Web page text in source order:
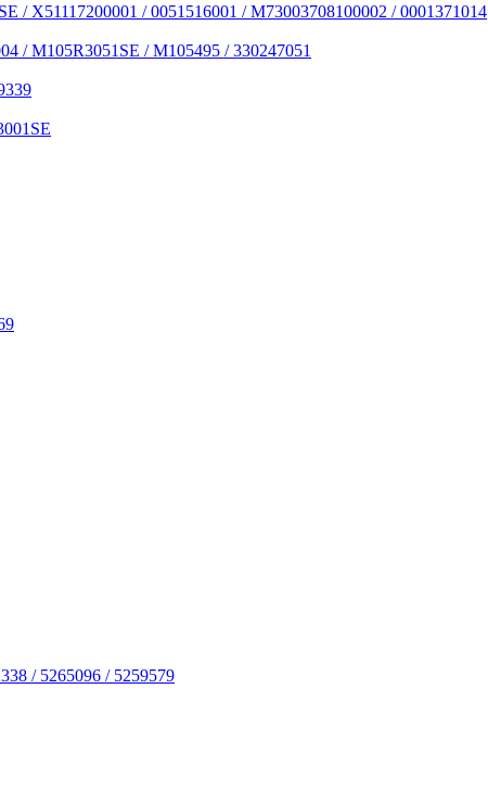
/ X51117200001 / 0051516001 / M73003708100002 / 0001371014
/ M105R3051SE / M105495 / 330247051
/ 5265096 / 5259579